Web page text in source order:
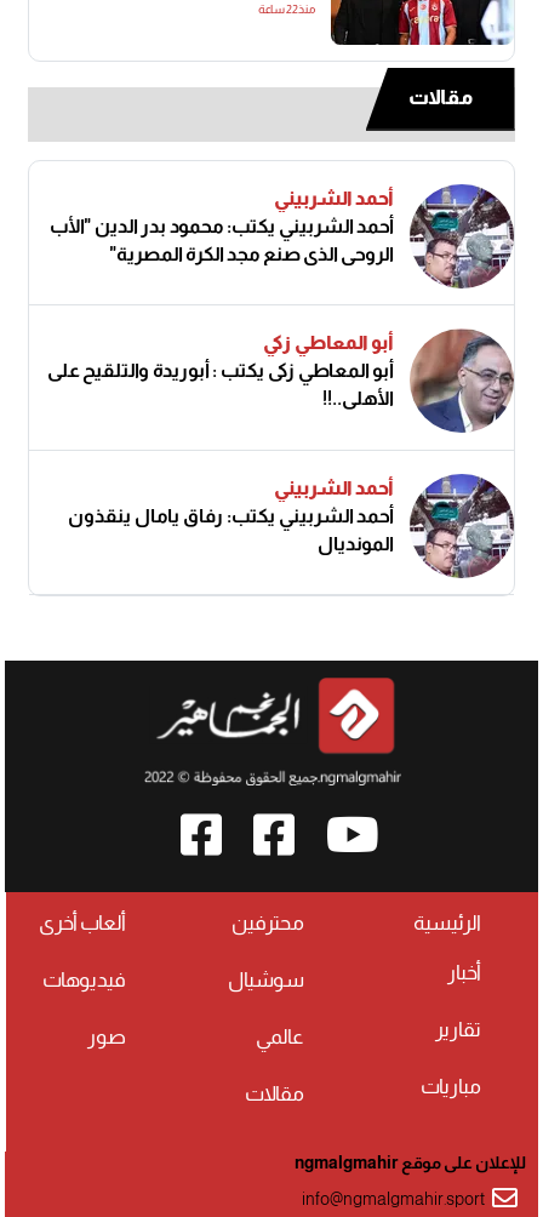
منذ22 ساعة
مقالات
أحمد الشربيني
أحمد الشربيني يكتب: محمود بدر الدين "الأب
الروحي الذي صنع مجد الكرة المصرية"
أبو المعاطي زكي
أبو المعاطي زكى يكتب : أبوريدة والتلقيح على
الأهلى..!!
أحمد الشربيني
أحمد الشربيني يكتب: رفاق يامال ينقذون
المونديال
الرئيسية
أخبار
تقارير
مباريات
محترفين
سوشيال
عالمي
مقالات
ألعاب أخرى
فيديوهات
صور
للإعلان على موقع ngmalgmahir
info@ngmalgmahir.sport